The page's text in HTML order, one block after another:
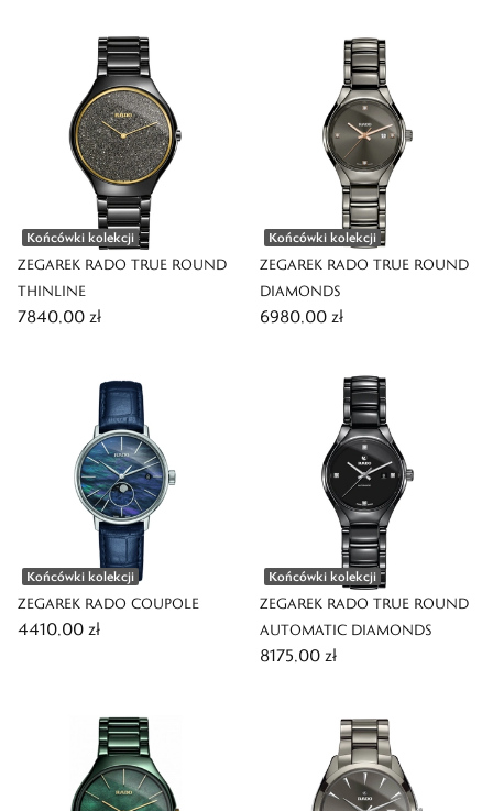
Końcówki kolekcji
ZEGAREK RADO TRUE ROUND
THINLINE
7840,00 zł
Końcówki kolekcji
ZEGAREK RADO TRUE ROUND
DIAMONDS
6980,00 zł
Końcówki kolekcji
ZEGAREK RADO COUPOLE
4410,00 zł
Końcówki kolekcji
ZEGAREK RADO TRUE ROUND
AUTOMATIC DIAMONDS
8175,00 zł